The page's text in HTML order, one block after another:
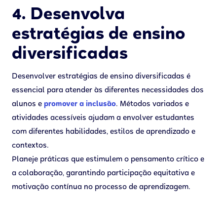
4. Desenvolva
estratégias de ensino
diversificadas
Desenvolver estratégias de ensino diversificadas é
essencial para atender às diferentes necessidades dos
alunos e promover a inclusão. Métodos variados e
atividades acessíveis ajudam a envolver estudantes
com diferentes habilidades, estilos de aprendizado e
contextos.
Planeje práticas que estimulem o pensamento crítico e
a colaboração, garantindo participação equitativa e
motivação contínua no processo de aprendizagem.